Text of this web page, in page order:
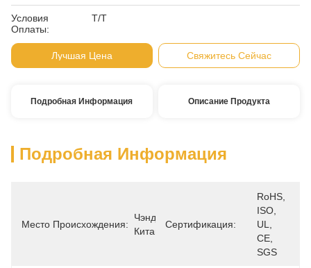
Условия
Оплаты:
T/T
Лучшая Цена Свяжитесь Сейчас
Подробная Информация Описание Продукта
Подробная Информация
Место Происхождения:
Чэнду,
Китай
Сертификация:
RoHS,
ISO,
UL,
CE,
SGS